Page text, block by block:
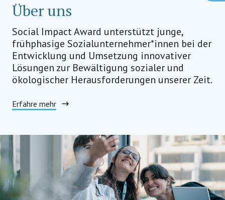
Über uns
Social Impact Award unterstützt junge,
frühphasige Sozialunternehmer*innen bei der
Entwicklung und Umsetzung innovativer
Lösungen zur Bewältigung sozialer und
ökologischer Herausforderungen unserer Zeit.
Erfahre mehr